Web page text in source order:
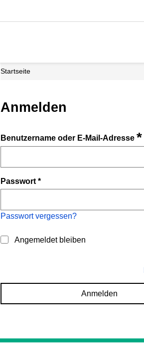
Startseite
Anmelden
Benutzername oder E-Mail-Adresse*
Passwort*
Passwort vergessen?
Angemeldet bleiben
Anmelden